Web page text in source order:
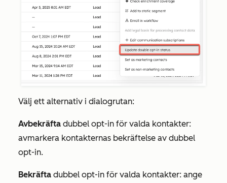
Välj ett alternativ i dialogrutan:
Avbekräfta dubbel opt-in för valda kontakter:
avmarkera kontakternas bekräftelse av dubbel
opt-in.
Bekräfta dubbel opt-in för valda kontakter: ange